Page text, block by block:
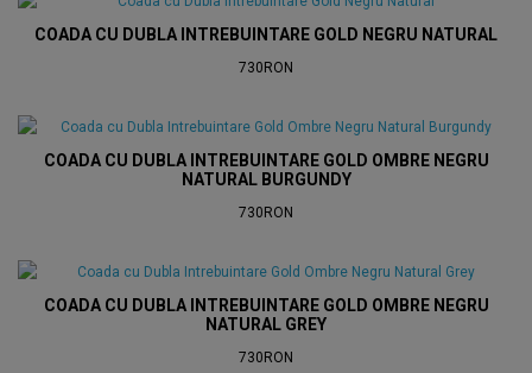
COADA CU DUBLA INTREBUINTARE GOLD NEGRU NATURAL
730RON
COADA CU DUBLA INTREBUINTARE GOLD OMBRE NEGRU
NATURAL BURGUNDY
730RON
COADA CU DUBLA INTREBUINTARE GOLD OMBRE NEGRU
NATURAL GREY
730RON